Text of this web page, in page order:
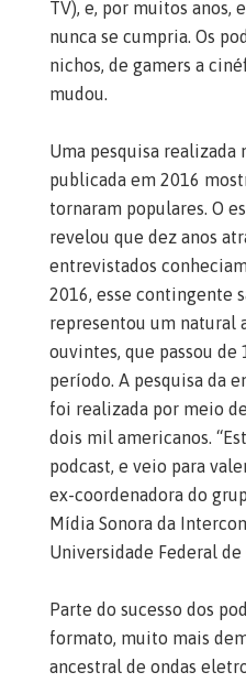
TV), e, por muitos anos,
nunca se cumpria. Os
nichos, de gamers a
mudou.
Uma pesquisa realizada
publicada em 2016
tornaram populares. O
revelou que dez anos
entrevistados
2016, esse contingente
representou um natural
ouvintes, que passou de
período. A pesquisa da
foi realizada por meio
dois mil americanos.
podcast, e veio para
ex-coordenadora do
Mídia Sonora da
Universidade Federal de
Parte do sucesso dos
formato, muito mais
ancestral de ondas